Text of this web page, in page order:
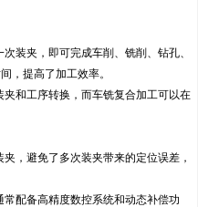
装夹，即可完成车削、铣削、钻孔、
，提高了加工效率。
和工序转换，而车铣复合加工可以在
，避免了多次装夹带来的定位误差，
配备高精度数控系统和动态补偿功